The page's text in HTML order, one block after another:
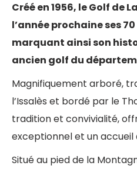
Créé en 1956, le Golf de
l’année prochaine ses
marquant ainsi son
ancien golf du
Magnifiquement arboré,
l’Issalès et bordé par le
tradition et convivialité,
exceptionnel et un accueil
Situé au pied de la